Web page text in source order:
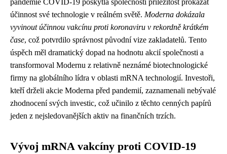
účinnost své technologie v reálném světě. Moderna dokázala
vyvinout účinnou vakcínu proti koronaviru v rekordně krátkém
čase, což potvrdilo správnost původní vize zakladatelů. Tento
úspěch měl dramatický dopad na hodnotu akcií společnosti a
transformoval Modernu z relativně neznámé biotechnologické
firmy na globálního lídra v oblasti mRNA technologií. Investoři,
kteří drželi akcie Moderna před pandemií, zaznamenali nebývalé
zhodnocení svých investic, což učinilo z těchto cenných papírů
jeden z nejsledovanějších aktiv na finančních trzích.
Vývoj mRNA vakcíny proti COVID-19